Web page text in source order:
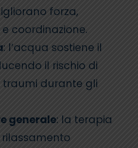
forza,
coordinazione.
: l’acqua sostiene il
il rischio di
durante gli
generale: la terapia